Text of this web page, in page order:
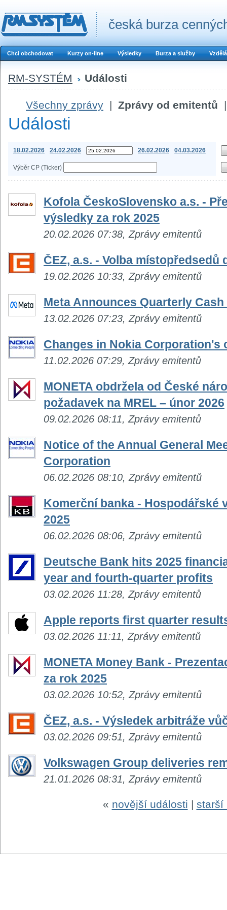
česká burza
Chci obchodovat Kurzy on-line Výsledky Burza a služby
RM-SYSTÉM Události
Všechny zprávy | Zprávy od emitentů |
Události
18.02.2026 24.02.2026 26.02.2026 04.03.2026
Výběr CP (Ticker)
Kofola ČeskoSlovensko a.s. -
výsledky za rok 2025
20.02.2026 07:38, Zprávy emitentů
ČEZ, a.s. - Volba místopředsedů
19.02.2026 10:33, Zprávy emitentů
Meta Announces Quarterly
13.02.2026 07:23, Zprávy emitentů
Changes in Nokia Corporation's
11.02.2026 07:29, Zprávy emitentů
MONETA obdržela od České
požadavek na MREL – únor 2026
09.02.2026 08:11, Zprávy emitentů
Notice of the Annual General
Corporation
06.02.2026 08:10, Zprávy emitentů
Komerční banka - Hospodářské
2025
06.02.2026 08:06, Zprávy emitentů
Deutsche Bank hits 2025
year and fourth-quarter profits
03.02.2026 11:28, Zprávy emitentů
Apple reports first quarter
03.02.2026 11:11, Zprávy emitentů
MONETA Money Bank -
za rok 2025
03.02.2026 10:52, Zprávy emitentů
ČEZ, a.s. - Výsledek arbitráže
03.02.2026 09:51, Zprávy emitentů
Volkswagen Group deliveries
21.01.2026 08:31, Zprávy emitentů
« novější události | starší